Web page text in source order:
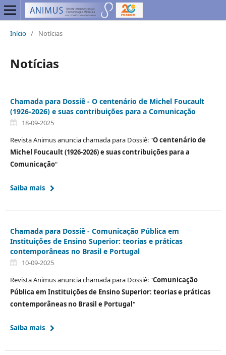
Início / Notícias
Notícias
Chamada para Dossiê - O centenário de Michel Foucault
(1926-2026) e suas contribuições para a Comunicação
18-09-2025
Revista Animus anuncia chamada para Dossiê: "O centenário de
Michel Foucault (1926-2026) e suas contribuições para a
Comunicação"
Saiba mais
Chamada para Dossiê - Comunicação Pública em
Instituições de Ensino Superior: teorias e práticas
contemporâneas no Brasil e Portugal
10-09-2025
Revista Animus anuncia chamada para Dossiê: "Comunicação
Pública em Instituições de Ensino Superior: teorias e práticas
contemporâneas no Brasil e Portugal"
Saiba mais